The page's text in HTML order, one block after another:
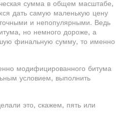
сумма в общем масштабе,
дать самую маленькую цену
и непопулярными. Ведь
но немного дороже, а
финальную сумму, то именно
модифицированного битума
условием, выполнить
это, скажем, пять или